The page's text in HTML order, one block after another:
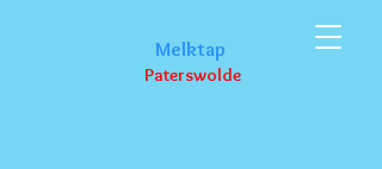
Melktap
Paterswolde